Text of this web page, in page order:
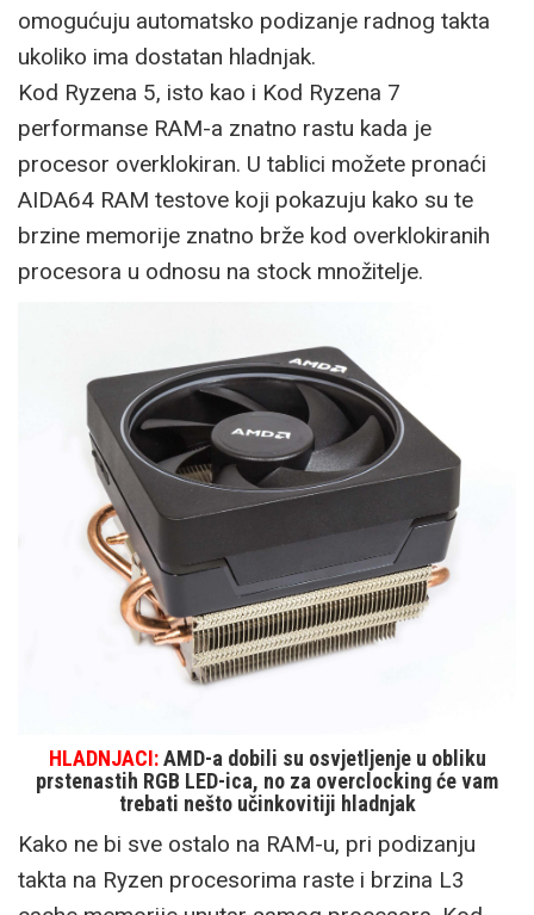
omogućuju automatsko podizanje radnog takta
ukoliko ima dostatan hladnjak.
Kod Ryzena 5, isto kao i Kod Ryzena 7
performanse RAM-a znatno rastu kada je
procesor overklokiran. U tablici možete pronaći
AIDA64 RAM testove koji pokazuju kako su te
brzine memorije znatno brže kod overklokiranih
procesora u odnosu na stock množitelje.
HLADNJACI:AMD-a dobili su osvjetljenje u obliku
prstenastih RGB LED-ica, no za overclocking će vam
trebati nešto učinkovitiji hladnjak
Kako ne bi sve ostalo na RAM-u, pri podizanju
takta na Ryzen procesorima raste i brzina L3